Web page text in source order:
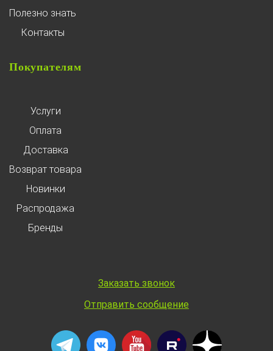
Полезно знать
Контакты
Покупателям
Услуги
Оплата
Доставка
Возврат товара
Новинки
Распродажа
Бренды
Заказать звонок
Отправить сообщение